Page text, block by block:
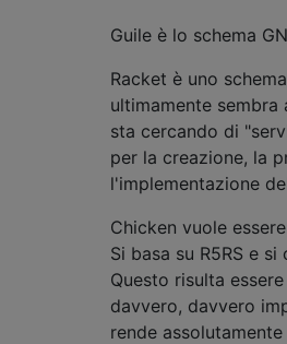
Guile è lo schema
Racket è uno
ultimamente
sta cercando di
per la creazione, la
l'implementazione
Chicken vuole
Si basa su R5RS e
Questo risulta
davvero, davvero
rende